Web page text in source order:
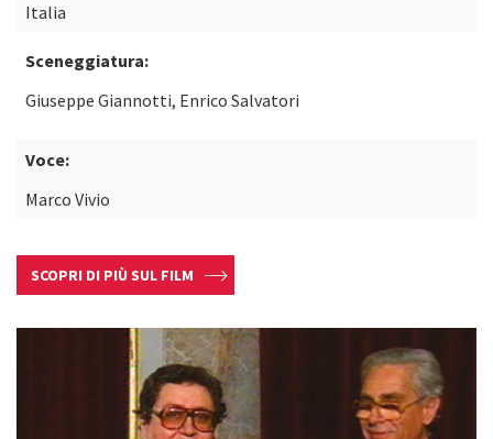
Italia
Sceneggiatura:
Giuseppe Giannotti, Enrico Salvatori
Voce:
Marco Vivio
SCOPRI DI PIÙ SUL FILM